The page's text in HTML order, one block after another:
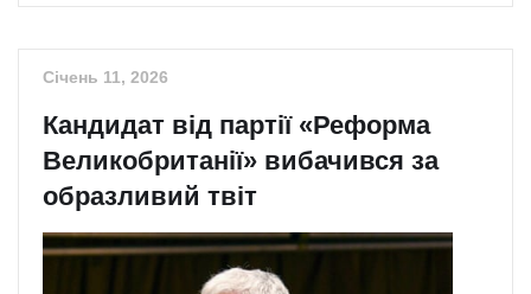
Січень 11, 2026
Кандидат від партії «Реформа
Великобританії» вибачився за
образливий твіт